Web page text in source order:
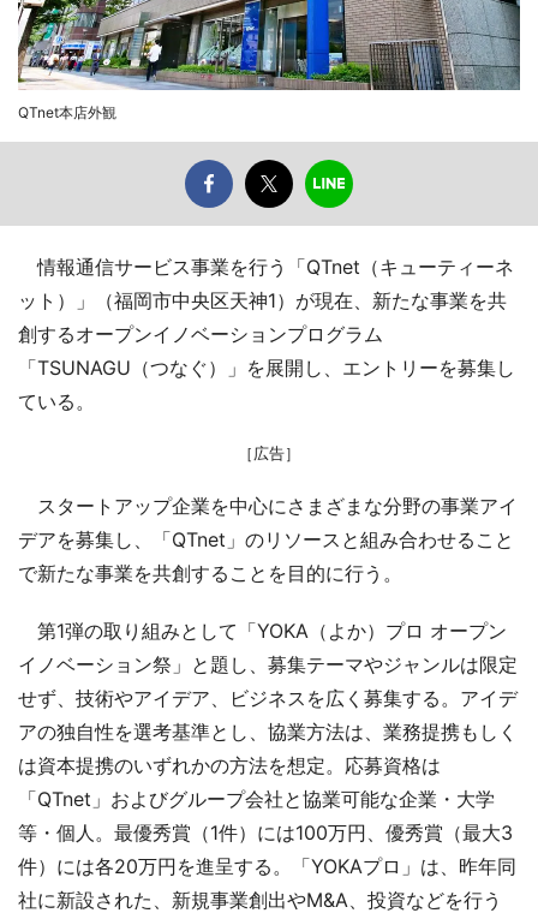
QTnet本店外観
情報通信サービス事業を行う「QTnet（キューティーネ
ット）」（福岡市中央区天神1）が現在、新たな事業を共
創するオープンイノベーションプログラム
「TSUNAGU（つなぐ）」を展開し、エントリーを募集し
ている。
［広告］
スタートアップ企業を中心にさまざまな分野の事業アイ
デアを募集し、「QTnet」のリソースと組み合わせること
で新たな事業を共創することを目的に行う。
第1弾の取り組みとして「YOKA（よか）プロ オープン
イノベーション祭」と題し、募集テーマやジャンルは限定
せず、技術やアイデア、ビジネスを広く募集する。アイデ
アの独自性を選考基準とし、協業方法は、業務提携もしく
は資本提携のいずれかの方法を想定。応募資格は
「QTnet」およびグループ会社と協業可能な企業・大学
等・個人。最優秀賞（1件）には100万円、優秀賞（最大3
件）には各20万円を進呈する。「YOKAプロ」は、昨年同
社に新設された、新規事業創出やM&A、投資などを行う